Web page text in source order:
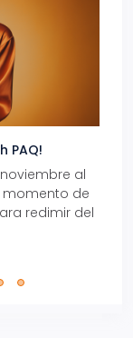
PAQ!
al
momento de
redimir del